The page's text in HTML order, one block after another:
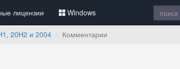
лицензии Windows
20H2 и 2004 Комментарии